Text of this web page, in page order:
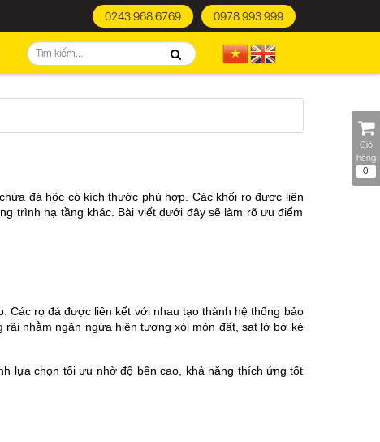
0243.968.6769 0978 993 999
Giỏ
hàng
0
đá hộc có kích thước phù hợp. Các khối rọ được liên
trình hạ tầng khác. Bài viết dưới đây sẽ làm rõ ưu điểm
Các rọ đá được liên kết với nhau tạo thành hệ thống bảo
nhằm ngăn ngừa hiện tượng xói mòn đất, sạt lở bờ kè
lựa chọn tối ưu nhờ độ bền cao, khả năng thích ứng tốt